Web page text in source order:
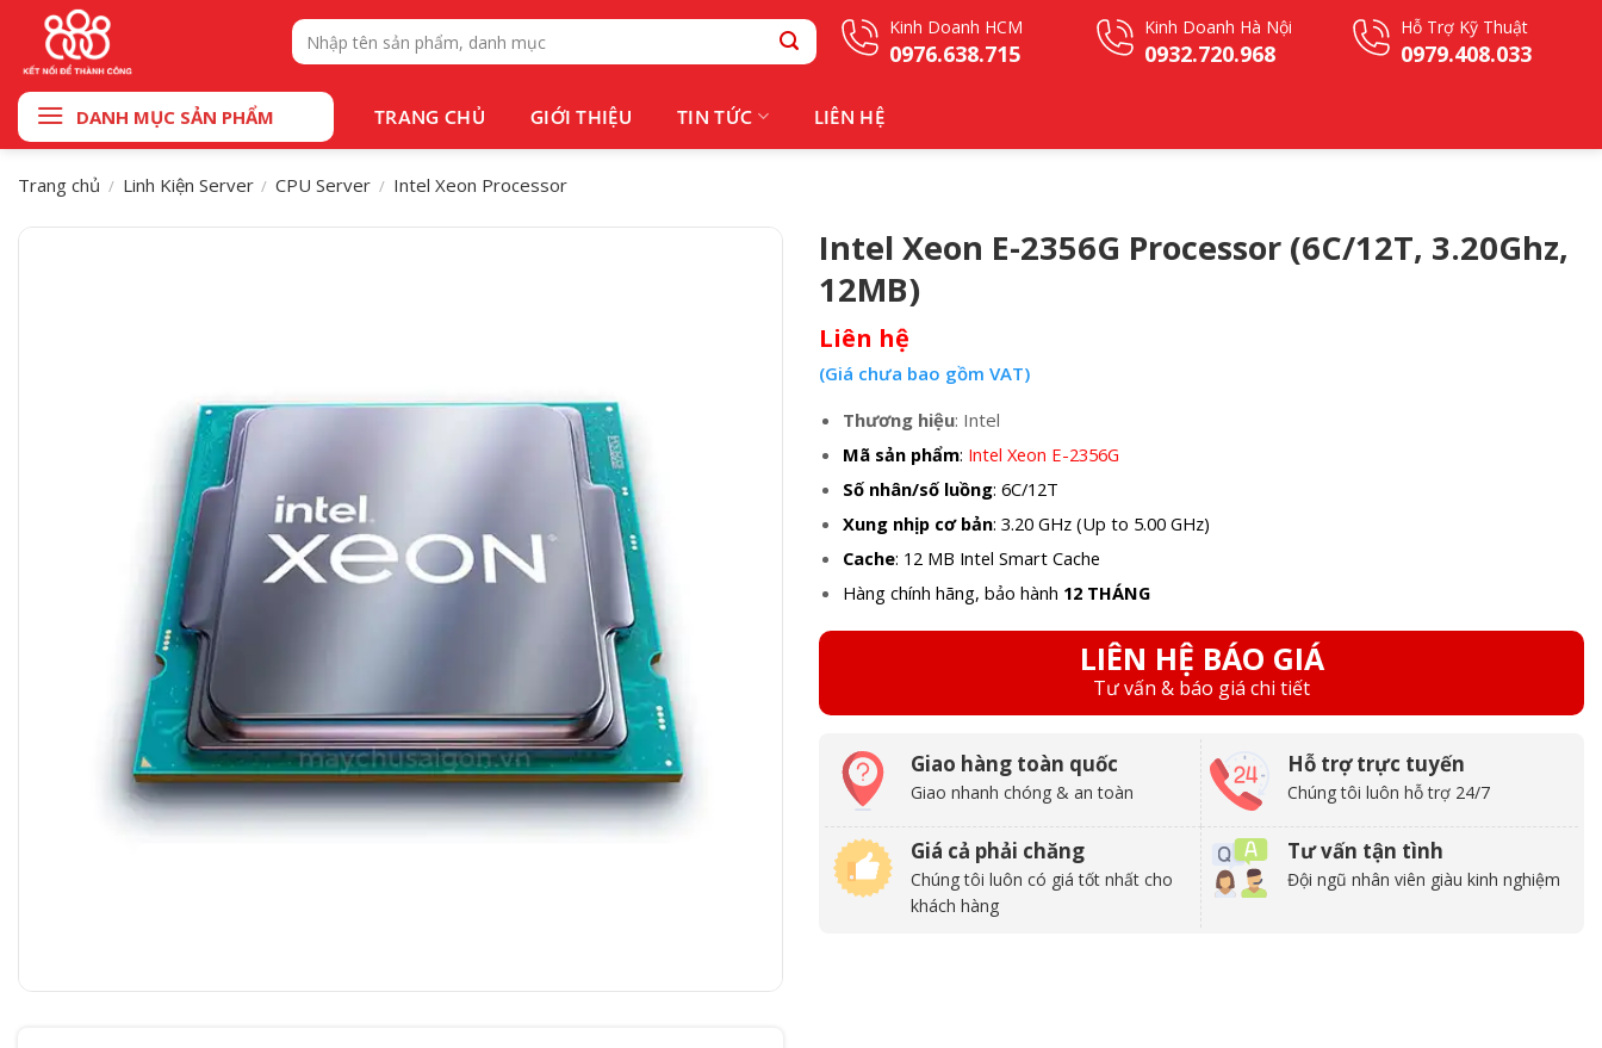
nội
dung
Tìm
kiếm:
Kinh Doanh HCM
0976.638.715
Kinh Doanh Hà Nội
0932.720.968
Hỗ Trợ Kỹ Thuật
0979.408.033
DANH MỤC SẢN PHẨM TRANG CHỦ GIỚI THIỆU TIN TỨC LIÊN HỆ
Trang chủ / Linh Kiện Server / CPU Server / Intel Xeon Processor
Intel Xeon E-2356G Processor (6C/12T, 3.20Ghz,
12MB)
Liên hệ
(Giá chưa bao gồm VAT)
Thương hiệu: Intel
Mã sản phẩm: Intel Xeon E-2356G
Số nhân/số luồng: 6C/12T
Xung nhịp cơ bản: 3.20 GHz (Up to 5.00 GHz)
Cache: 12 MB Intel Smart Cache
Hàng chính hãng, bảo hành 12 THÁNG
LIÊN HỆ BÁO GIÁ
Tư vấn & báo giá chi tiết
Giao hàng toàn quốc
Giao nhanh chóng & an toàn
Hỗ trợ trực tuyến
Chúng tôi luôn hỗ trợ 24/7
Giá cả phải chăng
Chúng tôi luôn có giá tốt nhất cho
khách hàng
Tư vấn tận tình
Đội ngũ nhân viên giàu kinh nghiệm